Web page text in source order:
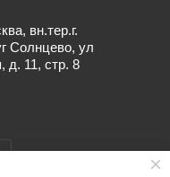
вн.тер.г.
Солнцево, ул
д. 11, стр. 8